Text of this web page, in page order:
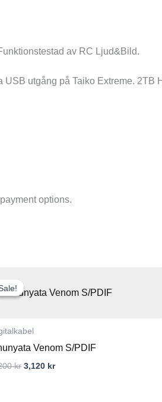
av RC Ljud&Bild.
USB utgång på Taiko Extreme. 2TB
options.
Venom S/PDIF
kr
priset
3,120 kr
priset